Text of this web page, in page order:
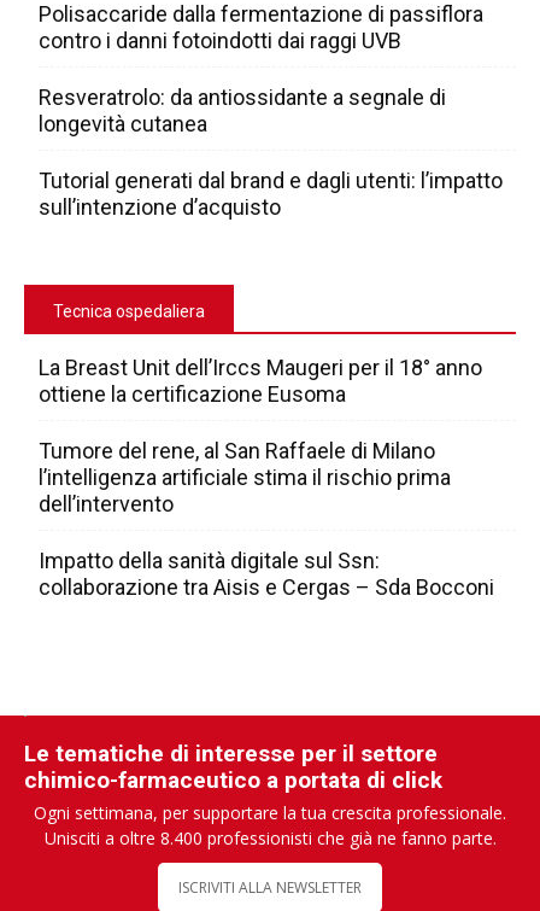
Polisaccaride dalla fermentazione di passiflora
contro i danni fotoindotti dai raggi UVB
Resveratrolo: da antiossidante a segnale di
longevità cutanea
Tutorial generati dal brand e dagli utenti: l’impatto
sull’intenzione d’acquisto
Tecnica ospedaliera
La Breast Unit dell’Irccs Maugeri per il 18° anno
ottiene la certificazione Eusoma
Tumore del rene, al San Raffaele di Milano
l’intelligenza artificiale stima il rischio prima
dell’intervento
Impatto della sanità digitale sul Ssn:
collaborazione tra Aisis e Cergas – Sda Bocconi
Le tematiche di interesse per il settore
chimico-farmaceutico a portata di click
Ogni settimana, per supportare la tua crescita professionale.
Unisciti a oltre 8.400 professionisti che già ne fanno parte.
ISCRIVITI ALLA NEWSLETTER